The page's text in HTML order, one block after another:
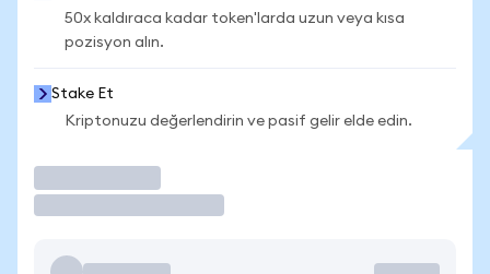
50x kaldıraca kadar token'larda uzun veya kısa
pozisyon alın.
Stake Et
Kriptonuzu değerlendirin ve pasif gelir elde edin.